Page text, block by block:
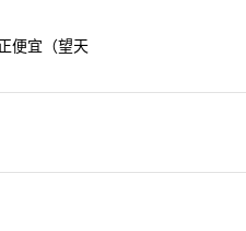
便宜（望天